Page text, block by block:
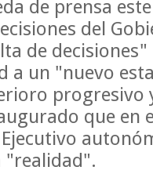
de prensa
del
de
a un "nuevo
progresivo
que en
Ejecutivo
"realidad".